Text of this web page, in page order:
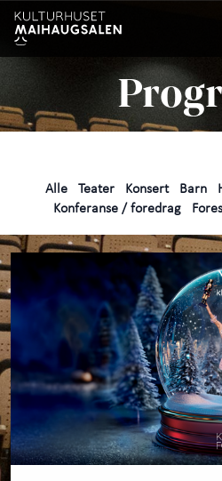
Hopp til hovedinnhold
Søk
NYHETSBREV
Program
Praktisk
Arrangør +
Alle Teater Konsert Barn
Konferanse / foredrag